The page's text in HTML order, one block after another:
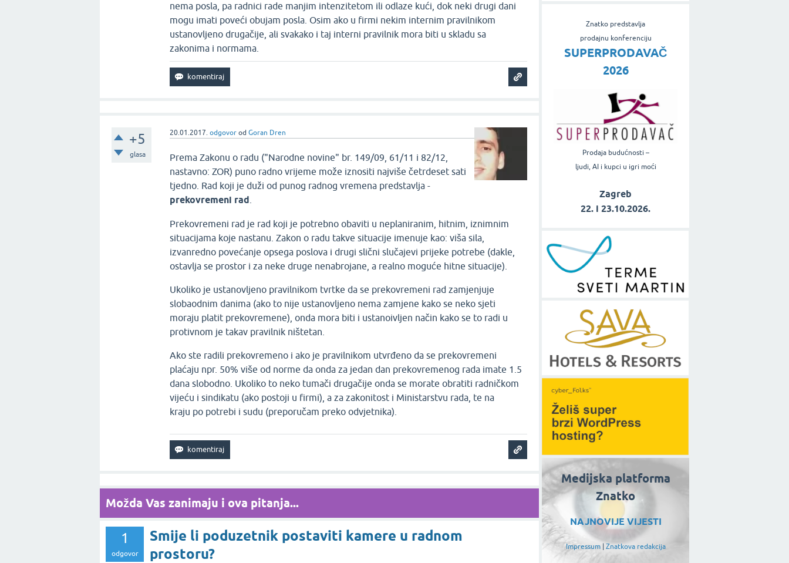
nema posla, pa radnici rade manjim intenzitetom ili odlaze kući, dok neki drugi dani
mogu imati poveći obujam posla. Osim ako u firmi nekim internim pravilnikom
ustanovljeno drugačije, ali svakako i taj interni pravilnik mora biti u skladu sa
zakonima i normama.
+5
glasa
20.01.2017. odgovor odGoran Dren
Prema Zakonu o radu ("Narodne novine" br. 149/09, 61/11 i 82/12,
nastavno: ZOR) puno radno vrijeme može iznositi najviše četrdeset sati
tjedno. Rad koji je duži od punog radnog vremena predstavlja -
prekovremeni rad
Prekovremeni rad je rad koji je potrebno obaviti u neplaniranim, hitnim, iznimnim
situacijama koje nastanu. Zakon o radu takve situacije imenuje kao: viša sila,
izvanredno povećanje opsega poslova i drugi slični slučajevi prijeke potrebe (dakle,
ostavlja se prostor i za neke druge nenabrojane, a realno moguće hitne situacije).
Ukoliko je ustanovljeno pravilnikom tvrtke da se prekovremeni rad zamjenjuje
slobaodnim danima (ako to nije ustanovljeno nema zamjene kako se neko sjeti
moraju platit prekovremene), onda mora biti i ustanoivljen način kako se to radi u
protivnom je takav pravilnik ništetan.
Ako ste radili prekovremeno i ako je pravilnikom utvrđeno da se prekovremeni
plaćaju npr. 50% više od norme da onda za jedan dan prekovremenog rada imate 1.5
dana slobodno. Ukoliko to neko tumači drugačije onda se morate obratiti radničkom
vijeću i sindikatu (ako postoji u firmi), a za zakonitost i Ministarstvu rada, te na
kraju po potrebi i sudu (preporučam preko odvjetnika).
Možda Vas zanimaju i ova pitanja...
1
odgovor
Smije li poduzetnik postaviti kamere u radnom
prostoru?
Znatko predstavlja
prodajnu konferenciju
SUPERPRODAVAČ
2026
Prodaja budućnosti –
ljudi, AI i kupci u igri moći
Zagreb
22. i 23.10.2026.
Medijska platforma
Znatko
NAJNOVIJE VIJESTI
Impressum| Znatkova redakcija